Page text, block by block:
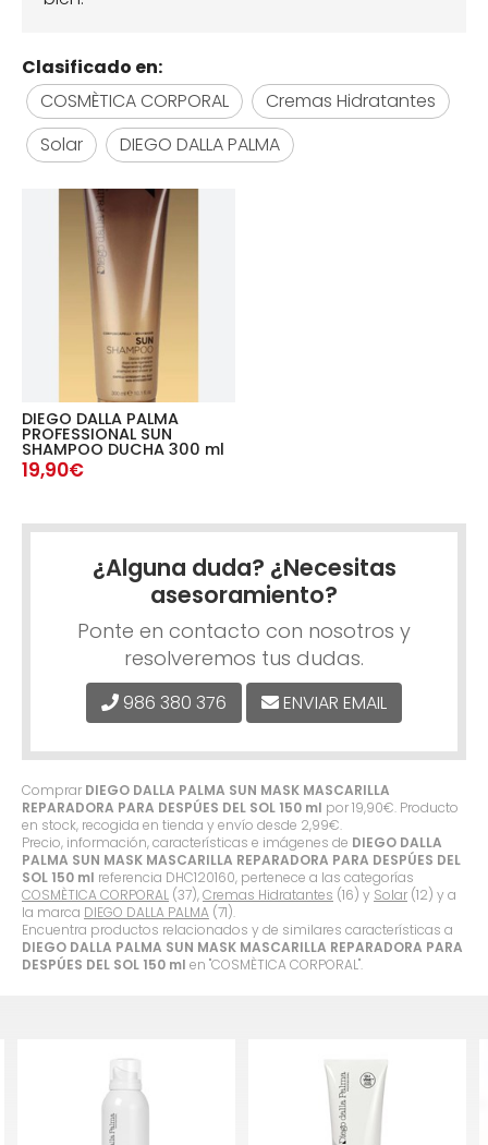
Comprar DIEGO DALLA PALMA SUN MASK MASCARILLA
REPARADORA PARA DESPÚES DEL SOL 150 ml por19,90€. Producto
en stock, recogida en tienda y envío desde 2,99€.
Precio, información, características e imágenes de DIEGO DALLA
PALMA SUN MASK MASCARILLA REPARADORA PARA DESPÚES DEL
SOL 150 ml referencia DHC120160, pertenece a las categorías
COSMÈTICA CORPORAL (37),Cremas Hidratantes (16) y Solar (12) y a
la marca DIEGO DALLA PALMA (71).
Encuentra productos relacionados y de similares características a
DIEGO DALLA PALMA SUN MASK MASCARILLA REPARADORA PARA
DESPÚES DEL SOL 150 ml en "COSMÈTICA CORPORAL".
Clasificado en:
COSMÈTICA CORPORAL
Cremas Hidratantes
Solar
DIEGO DALLA PALMA
DIEGO DALLA PALMA
PROFESSIONAL SUN
SHAMPOO DUCHA 300 ml
19,90€
¿Alguna duda? ¿Necesitas
asesoramiento?
Ponte en contacto con nosotros y
resolveremos tus dudas.
986 380 376 ENVIAR EMAIL